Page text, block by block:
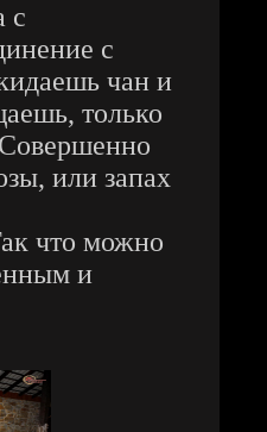
с
с
чан и
только
или запах
что можно
и